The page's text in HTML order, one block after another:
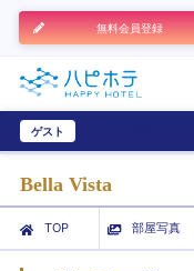
無料会員登録
ゲスト
Bella Vista
TOP 部屋写真